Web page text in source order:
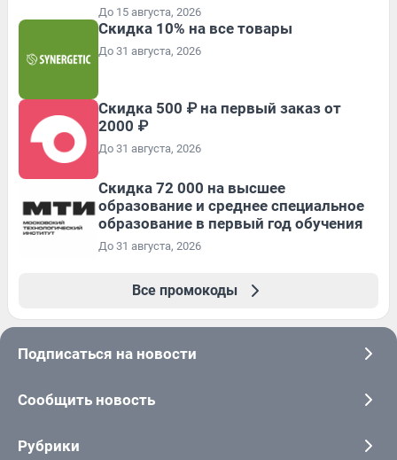
До 15 августа, 2026
Скидка 10% на все товары
До 31 августа, 2026
Скидка 500 ₽ на первый заказ от
2000 ₽
До 31 августа, 2026
Скидка 72 000 на высшее
образование и среднее специальное
образование в первый год обучения
До 31 августа, 2026
Все промокоды
Подписаться на новости
Сообщить новость
Рубрики